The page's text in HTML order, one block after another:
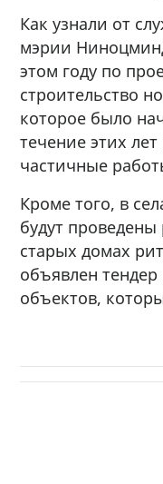
Как узнали от
мэрии
этом году по
строительство
которое было
течение этих
частичные
Кроме того, в
будут
старых домах
объявлен
объектов,